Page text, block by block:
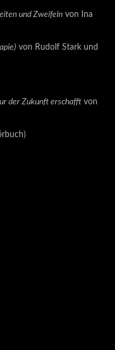
und Zweifeln von Ina
von Rudolf Stark und
der Zukunft erschafft von